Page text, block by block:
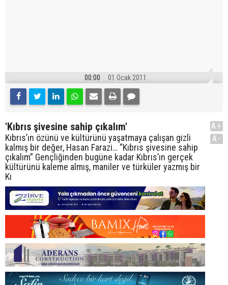
00:00 01 Ocak 2011
'Kıbrıs şivesine sahip çıkalım'
Kıbrıs’ın özünü ve kültürünü yaşatmaya çalışan gizli
kalmış bir değer, Hasan Farazi… “Kıbrıs şivesine sahip
çıkalım” Gençliğinden bugüne kadar Kıbrıs’ın gerçek
kültürünü kaleme almış, maniler ve türküler yazmış bir
Kı
A+
A-